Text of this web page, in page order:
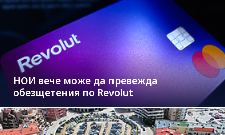
НОИ вече може да превежда
обезщетения по Revolut